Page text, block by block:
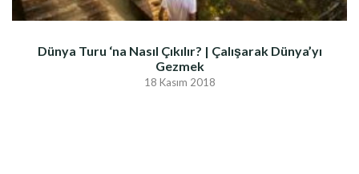
Dünya Turu ‘na Nasıl Çıkılır? | Çalışarak Dünya’yı
Gezmek
18 Kasım 2018